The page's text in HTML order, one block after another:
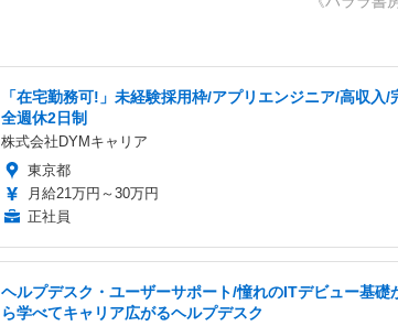
「在宅勤務可!」未経験採用枠/アプリエンジニア/高収入/
全週休2日制
株式会社DYMキャリア
東京都
月給21万円～30万円
正社員
ヘルプデスク・ユーザーサポート/憧れのITデビュー基礎
ら学べてキャリア広がるヘルプデスク